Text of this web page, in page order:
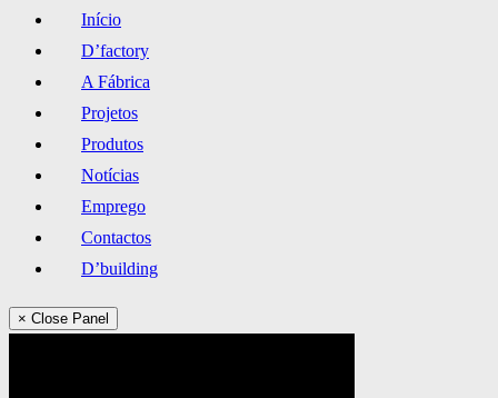
Início
D’factory
A Fábrica
Projetos
Produtos
Notícias
Emprego
Contactos
D’building
× Close Panel